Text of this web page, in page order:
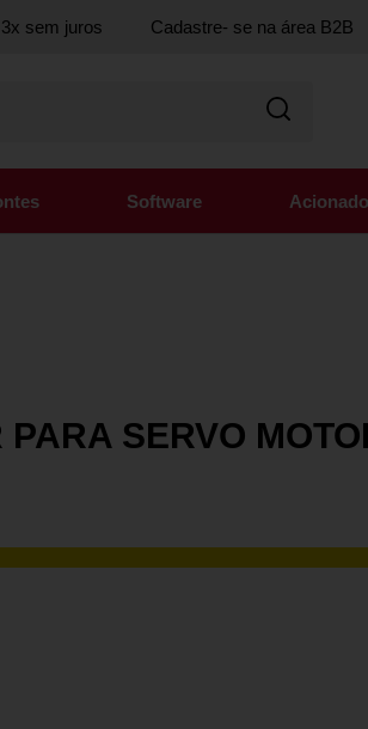
sem juros Cadastre- se na área B2B
Software
SERVO